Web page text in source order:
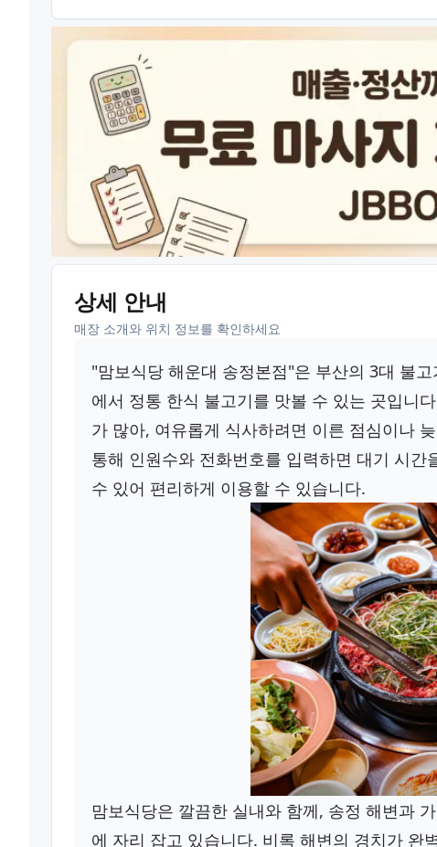
상세 안내
매장 소개와 위치 정보를 확인하세요
"맘보식당 해운대 송정본점"은 부산의 3대 불
에서 정통 한식 불고기를 맛볼 수 있는 곳입니
가 많아, 여유롭게 식사하려면 이른 점심이나
통해 인원수와 전화번호를 입력하면 대기 시
수 있어 편리하게 이용할 수 있습니다.
맘보식당은 깔끔한 실내와 함께, 송정 해변과
에 자리 잡고 있습니다. 비록 해변의 경치가 완